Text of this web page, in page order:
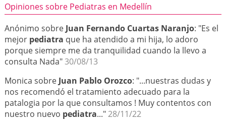
Opiniones sobre Pediatras en Medellín
Anónimo sobreJuan Fernando Cuartas Naranjo: "Es el
mejor pediatra que ha atendido a mi hija, lo adoro
porque siempre me da tranquilidad cuando la llevo a
consulta Nada"30/08/13
Monica sobreJuan Pablo Orozco: "...nuestras dudas y
nos recomendó el tratamiento adecuado para la
patalogia por la que consultamos ! Muy contentos con
nuestro nuevo pediatra..."28/11/22